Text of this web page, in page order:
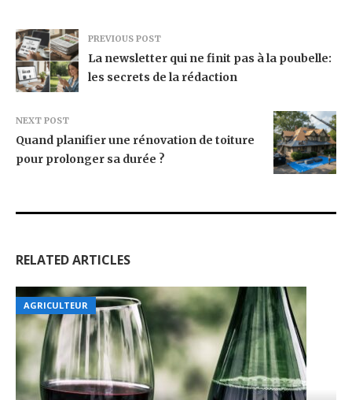
PREVIOUS POST
La newsletter qui ne finit pas à la poubelle:
les secrets de la rédaction
NEXT POST
Quand planifier une rénovation de toiture
pour prolonger sa durée ?
RELATED ARTICLES
AGRICULTEUR